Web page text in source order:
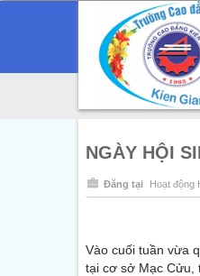
NGÀY HỘI
Đăng tại Hoạt động
Vào cuối tuần vừa
tại cơ sở Mạc Cửu,